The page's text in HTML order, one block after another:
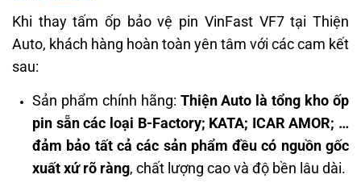
Khi thay tấm ốp bảo vệ pin VinFast VF7 tại Thiện
Auto, khách hàng hoàn toàn yên tâm với các cam kết
sau:
Sản phẩm chính hãng: Thiện Auto là tổng kho ốp
pin sẵn các loại B-Factory; KATA; ICAR AMOR; …
đảm bảo tất cả các sản phẩm đều có nguồn gốc
xuất xứ rõ ràng, chất lượng cao và độ bền lâu dài.